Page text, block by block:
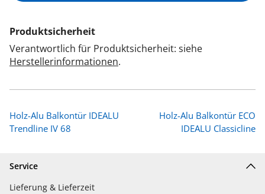
Produktsicherheit
Verantwortlich für Produktsicherheit: siehe
Herstellerinformationen.
Holz-Alu Balkontür IDEALU
Trendline IV 68
Holz-Alu Balkontür ECO
IDEALU Classicline
Service
Lieferung & Lieferzeit